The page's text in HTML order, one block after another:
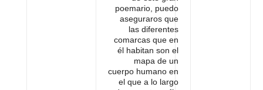
poemario, puedo
aseguraros que
las diferentes
comarcas que en
él habitan son el
mapa de un
cuerpo humano en
el que a lo largo